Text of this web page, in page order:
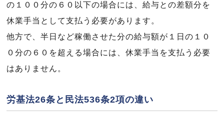
の１００分の６０以下の場合には、給与との差額分を
休業手当として支払う必要があります。
他方で、半日など稼働させた分の給与額が１日の１０
０分の６０を超える場合には、休業手当を支払う必要
はありません。
労基法26条と民法536条2項の違い